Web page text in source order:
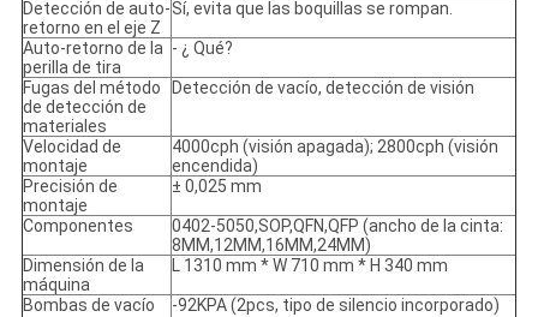
Detección de auto-
retorno en el eje Z
Sí, evita que las boquillas se rompan.
Auto-retorno de la
perilla de tira
- ¿ Qué?
Fugas del método
de detección de
materiales
Detección de vacío, detección de visión
Velocidad de
montaje
4000cph (visión apagada); 2800cph (visión
encendida)
Precisión de
montaje
± 0,025 mm
Componentes
0402-5050,SOP,QFN,QFP (ancho de la cinta:
8MM,12MM,16MM,24MM)
Dimensión de la
máquina
L 1310 mm * W 710 mm * H 340 mm
Bombas de vacío
-92KPA (2pcs, tipo de silencio incorporado)